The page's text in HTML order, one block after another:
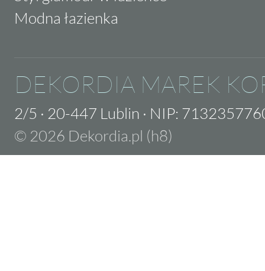
Modna łazienka
DEKORDIA MAREK
2/5 · 20-447 Lublin · NIP:
© 2026 Dekordia.pl (h8)